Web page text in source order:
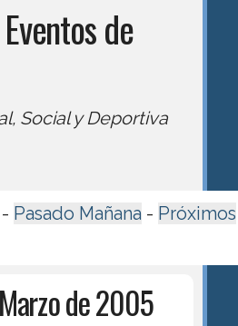
de
Social y Deportiva
- Pasado Mañana - Próximos
de 2005